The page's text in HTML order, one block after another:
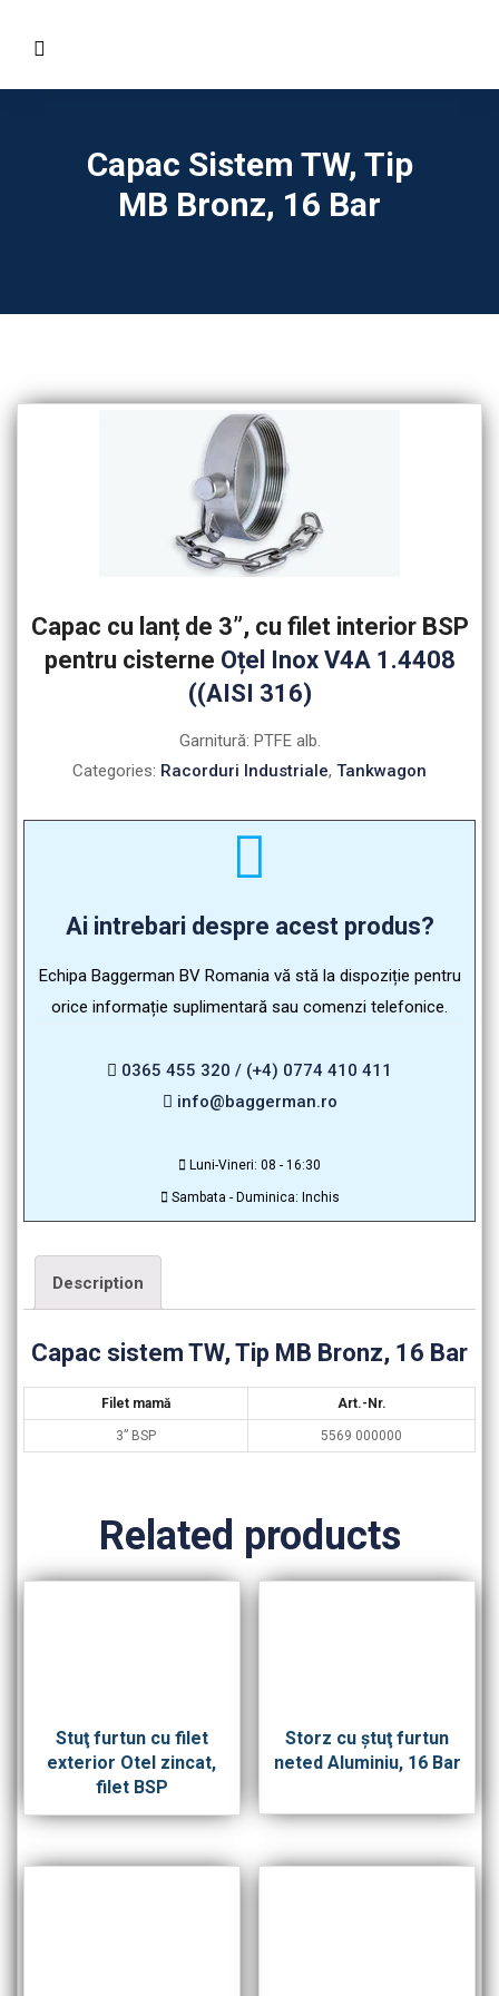
Capac Sistem TW, Tip
MB Bronz, 16 Bar
Capac cu lanț de 3”, cu filet interior BSP
pentru cisterne Oțel Inox V4A 1.4408
((AISI 316)
Garnitură: PTFE alb.
Categories: Racorduri Industriale, Tankwagon
Ai intrebari despre acest produs?
Echipa Baggerman BV Romania vă stă la dispoziție pentru
orice informație suplimentară sau comenzi telefonice.
0365 455 320 / (+4) 0774 410 411
info@baggerman.ro
Luni-Vineri: 08 - 16:30
Sambata - Duminica: Inchis
Description
Capac sistem TW, Tip MB Bronz, 16 Bar
Filet mamă Art.-Nr.
3” BSP 5569 000000
Related products
Stuţ furtun cu filet
exterior Otel zincat,
filet BSP
Storz cu ştuţ furtun
neted Aluminiu, 16 Bar